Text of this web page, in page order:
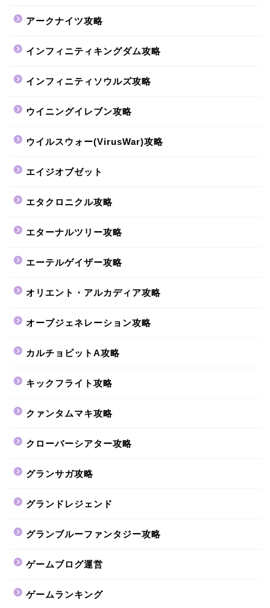
アークナイツ攻略
インフィニティキングダム攻略
インフィニティソウルズ攻略
ウイニングイレブン攻略
ウイルスウォー(VirusWar)攻略
エイジオブゼット
エタクロニクル攻略
エターナルツリー攻略
エーテルゲイザー攻略
オリエント・アルカディア攻略
オーブジェネレーション攻略
カルチョビットA攻略
キックフライト攻略
クァンタムマキ攻略
クローバーシアター攻略
グランサガ攻略
グランドレジェンド
グランブルーファンタジー攻略
ゲームブログ運営
ゲームランキング